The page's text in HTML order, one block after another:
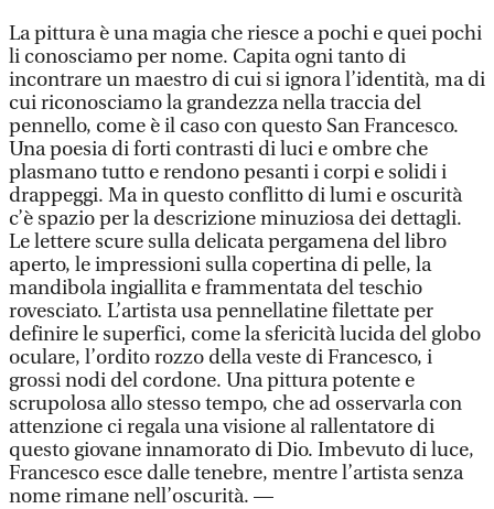
La pittura è una magia che riesce a pochi e quei pochi
li conosciamo per nome. Capita ogni tanto di
incontrare un maestro di cui si ignora l’identità, ma di
cui riconosciamo la grandezza nella traccia del
pennello, come è il caso con questo San Francesco.
Una poesia di forti contrasti di luci e ombre che
plasmano tutto e rendono pesanti i corpi e solidi i
drappeggi. Ma in questo conflitto di lumi e oscurità
c’è spazio per la descrizione minuziosa dei dettagli.
Le lettere scure sulla delicata pergamena del libro
aperto, le impressioni sulla copertina di pelle, la
mandibola ingiallita e frammentata del teschio
rovesciato. L’artista usa pennellatine filettate per
definire le superfici, come la sfericità lucida del globo
oculare, l’ordito rozzo della veste di Francesco, i
grossi nodi del cordone. Una pittura potente e
scrupolosa allo stesso tempo, che ad osservarla con
attenzione ci regala una visione al rallentatore di
questo giovane innamorato di Dio. Imbevuto di luce,
Francesco esce dalle tenebre, mentre l’artista senza
nome rimane nell’oscurità. —